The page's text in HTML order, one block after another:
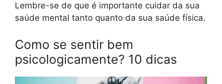
Lembre-se de que é importante cuidar da sua
saúde mental tanto quanto da sua saúde física.
Como se sentir bem
psicologicamente? 10 dicas